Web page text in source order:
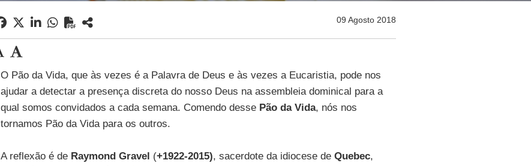
09 Agosto 2018
O Pão da Vida, que às vezes é a Palavra de Deus e às vezes a Eucaristia, pode nos
ajudar a detectar a presença discreta do nosso Deus na assembleia dominical para a
qual somos convidados a cada semana. Comendo dessePão da Vida, nós nos
tornamos Pão da Vida para os outros.
A reflexão é de Raymond Gravel (+1922-2015), sacerdote da idiocese de Quebec,